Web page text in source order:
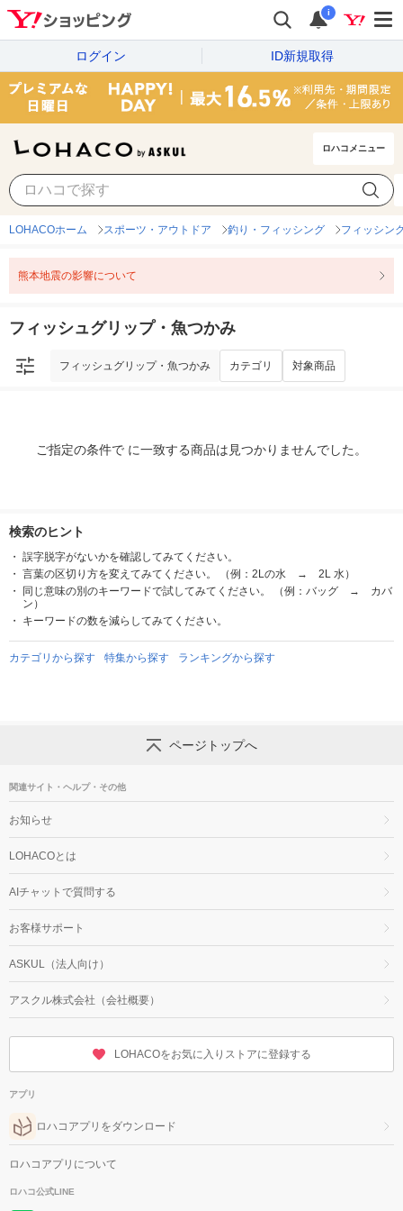
i
ログイン ID新規取得
ロハコメニュー
フィッシュグリップ・魚つかみ
LOHACOホーム スポーツ・アウトドア 釣り・フィッシング フィッシン
熊本地震の影響について
フィッシュグリップ・魚つかみ
フィッシュグリップ・魚つかみ カテゴリ 対象商品
ご指定の条件で に一致する商品は見つかりませんでした。
検索のヒント
誤字脱字がないかを確認してみてください。
言葉の区切り方を変えてみてください。 （例：2Lの水 → 2L 水）
同じ意味の別のキーワードで試してみてください。 （例：バッグ → カバ
ン）
キーワードの数を減らしてみてください。
カテゴリから探す 特集から探す ランキングから探す
ページトップへ
関連サイト・ヘルプ・その他
お知らせ
LOHACOとは
AIチャットで質問する
お客様サポート
ASKUL（法人向け）
アスクル株式会社（会社概要）
LOHACOをお気に入りストアに登録する
アプリ
ロハコアプリをダウンロード
ロハコアプリについて
ロハコ公式LINE